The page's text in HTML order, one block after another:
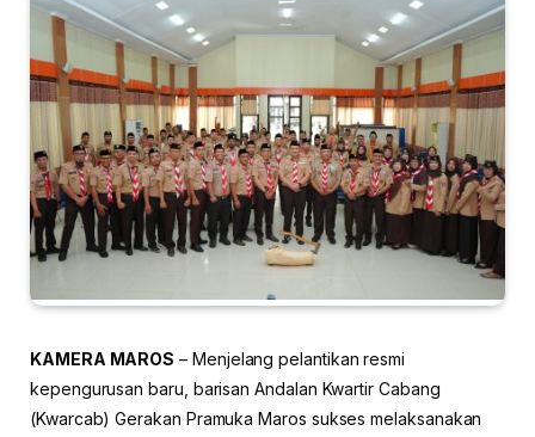
KAMERA MAROS – Menjelang pelantikan resmi
kepengurusan baru, barisan Andalan Kwartir Cabang
(Kwarcab) Gerakan Pramuka Maros sukses melaksanakan